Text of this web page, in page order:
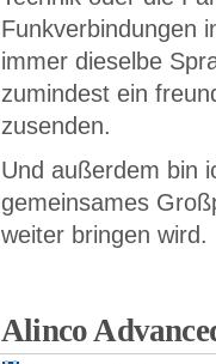
Funkverbindungen
immer dieselbe
zumindest ein
zusenden.
Und außerdem bin
gemeinsames
weiter bringen wird.
Alinco